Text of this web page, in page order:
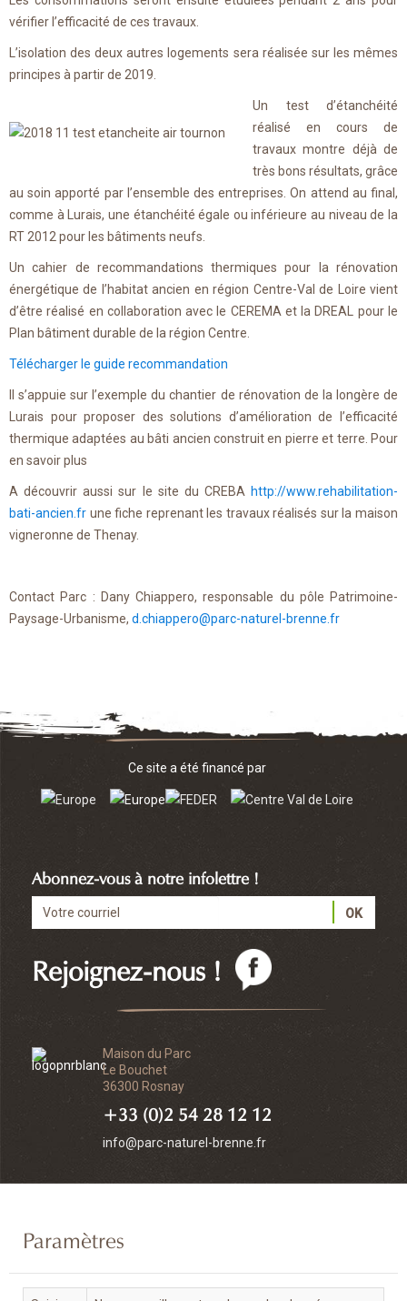
vérifier l’efficacité de ces travaux.
L’isolation des deux autres logements sera réalisée sur les mêmes
principes à partir de 2019.
Un test d’étanchéité
réalisé en cours de
travaux montre déjà de
très bons résultats, grâce
au soin apporté par l’ensemble des entreprises. On attend au final,
comme à Lurais, une étanchéité égale ou inférieure au niveau de la
RT 2012 pour les bâtiments neufs.
Un cahier de recommandations thermiques pour la rénovation
énergétique de l’habitat ancien en région Centre-Val de Loire vient
d’être réalisé en collaboration avec le CEREMA et la DREAL pour le
Plan bâtiment durable de la région Centre.
Télécharger le guide recommandation
Il s’appuie sur l’exemple du chantier de rénovation de la longère de
Lurais pour proposer des solutions d’amélioration de l’efficacité
thermique adaptées au bâti ancien construit en pierre et terre. Pour
en savoir plus
A découvrir aussi sur le site du CREBA http://www.rehabilitation-
bati-ancien.fr une fiche reprenant les travaux réalisés sur la maison
vigneronne de Thenay.
Contact Parc : Dany Chiappero, responsable du pôle Patrimoine-
Paysage-Urbanisme, d.chiappero@parc-naturel-brenne.fr
Maison du Parc
Le Bouchet
36300 Rosnay
+33 (0)2 54 28 12 12
info@parc-naturel-brenne.fr
Rejoignez-nous !
Abonnez-vous à notre infolettre !
Ce site a été financé par
Paramètres